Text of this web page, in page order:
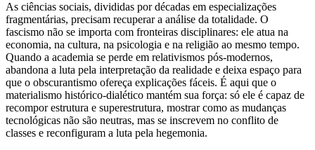
As ciências sociais, divididas por décadas em especializações
fragmentárias, precisam recuperar a análise da totalidade. O
fascismo não se importa com fronteiras disciplinares: ele atua na
economia, na cultura, na psicologia e na religião ao mesmo tempo.
Quando a academia se perde em relativismos pós-modernos,
abandona a luta pela interpretação da realidade e deixa espaço para
que o obscurantismo ofereça explicações fáceis. É aqui que o
materialismo histórico-dialético mantém sua força: só ele é capaz de
recompor estrutura e superestrutura, mostrar como as mudanças
tecnológicas não são neutras, mas se inscrevem no conflito de
classes e reconfiguram a luta pela hegemonia.